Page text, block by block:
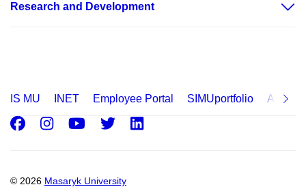
Research and Development
IS MU INET Employee Portal SIMUportfolio
© 2026 Masaryk University
Facebook
Instagram
Youtube
Twitter